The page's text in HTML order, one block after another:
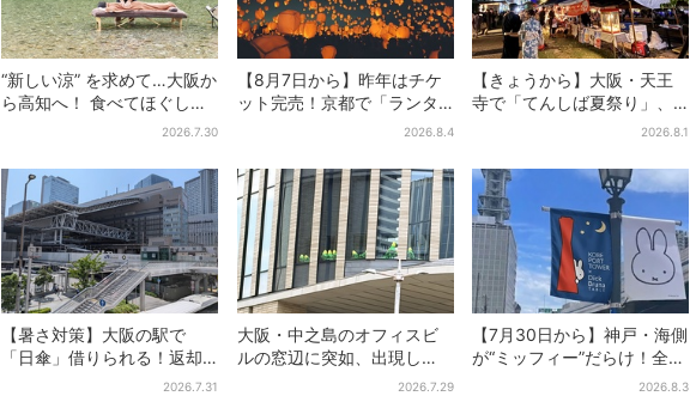
“新しい涼” を求めて…大阪か
ら高知へ！ 食べてほぐして
「仁淀ブルー」でととのう
2026.7.30
【8月7日から】昨年はチケ
ット完売！京都で「ランタ
ンフェス」、最大3500の光
2026.8.4
【きょうから】大阪・天王
寺で「てんしば夏祭り」、
縁日や盆踊り…涼しいスプラ
2026.8.1
【暑さ対策】大阪の駅で
「日傘」借りられる！返却
どこでもOK、熱中症対策に
2026.7.31
大阪・中之島のオフィスビ
ルの窓辺に突如、出現し
た……巨大インコ「何かい
2026.7.29
【7月30日から】神戸・海側
が“ミッフィー”だらけ！全16
施設でパン、スイーツ、ナ
2026.8.3